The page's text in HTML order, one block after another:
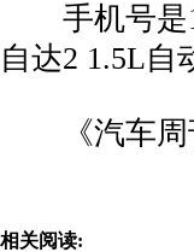
手机号是
自达2 1.5L自
《汽车周
相关阅读: